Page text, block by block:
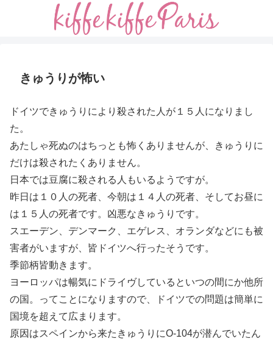
きゅうりが怖い
ドイツできゅうりにより殺された人が１５人になりまし
た。
あたしゃ死ぬのはちっとも怖くありませんが、きゅうりに
だけは殺されたくありません。
日本では豆腐に殺される人もいるようですが。
昨日は１０人の死者、今朝は１４人の死者、そしてお昼に
は１５人の死者です。凶悪なきゅうりです。
スエーデン、デンマーク、エゲレス、オランダなどにも被
害者がいますが、皆ドイツへ行ったそうです。
季節柄皆動きます。
ヨーロッパは暢気にドライヴしているといつの間にか他所
の国。ってことになりますので、ドイツでの問題は簡単に
国境を超えて広まります。
原因はスペインから来たきゅうりにO-104が潜んでいたん